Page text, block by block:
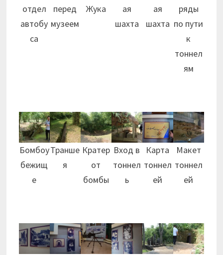
отдел
автобу
са
перед
музеем
Жука
ая
шахта
ая
шахта
ряды
по пути
к
тоннел
ям
Бомбоу
бежищ
е
Транше
я
Кратер
от
бомбы
Вход в
тоннел
ь
Карта
тоннел
ей
Макет
тоннел
ей